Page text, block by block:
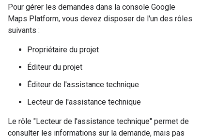
Pour gérer les demandes dans la console Google
Maps Platform, vous devez disposer de l'un des rôles
suivants :
Propriétaire du projet
Éditeur du projet
Éditeur de l'assistance technique
Lecteur de l'assistance technique
Le rôle "Lecteur de l'assistance technique" permet de
consulter les informations sur la demande, mais pas